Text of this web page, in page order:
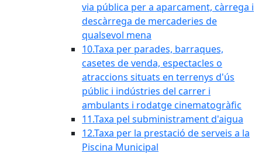
via pública per a aparcament, càrrega i
descàrrega de mercaderies de
qualsevol mena
10.Taxa per parades, barraques,
casetes de venda, espectacles o
atraccions situats en terrenys d'ús
públic i indústries del carrer i
ambulants i rodatge cinematogràfic
11.Taxa pel subministrament d'aigua
12.Taxa per la prestació de serveis a la
Piscina Municipal